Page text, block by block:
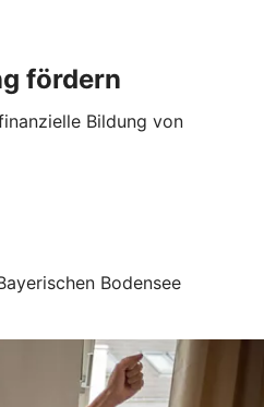
fördern
Bildung von
Bodensee